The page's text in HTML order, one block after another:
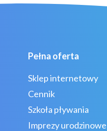
Pełna oferta
Sklep internetowy
Cennik
Szkoła pływania
Imprezy urodzinowe